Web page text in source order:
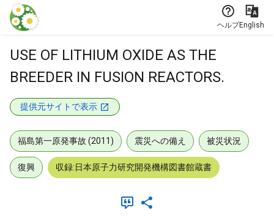
本文に飛ぶ
ヘルプEnglish
USE OF LITHIUM OXIDE AS THE
BREEDER IN FUSION REACTORS.
提供元サイトで表示
福島第一原発事故 (2011) 震災への備え 被災状況
復興 収録:日本原子力研究開発機構図書館蔵書